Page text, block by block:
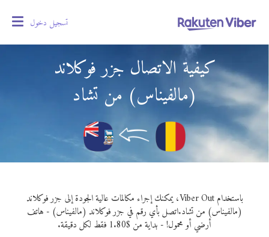
تسجيل دخول
كيفية الاتصال جزر فوكلاند
(مالفيناس) من تشاد
باستخدام Viber Out، يمكنك إجراء مكالمات عالية الجودة إلى جزر فوكلاند
(مالفيناس) من تشاد.اتصل بأي رقم في جزر فوكلاند (مالفيناس) - هاتف
أرضي أو محمول! - بداية من $1.80 فقط لكل دقيقة.